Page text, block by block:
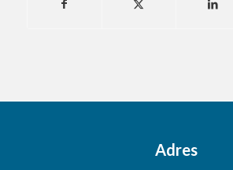
Adres